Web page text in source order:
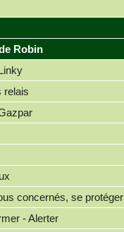
Robin
relais
concernés, se protéger
- Alerter